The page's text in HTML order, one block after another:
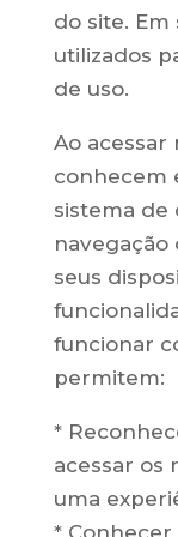
do site. Em
utilizados
de uso.
Ao acessar
conhecem
sistema de
navegação
seus
funcionar
permitem:
*
acessar os
uma
* Conhecer